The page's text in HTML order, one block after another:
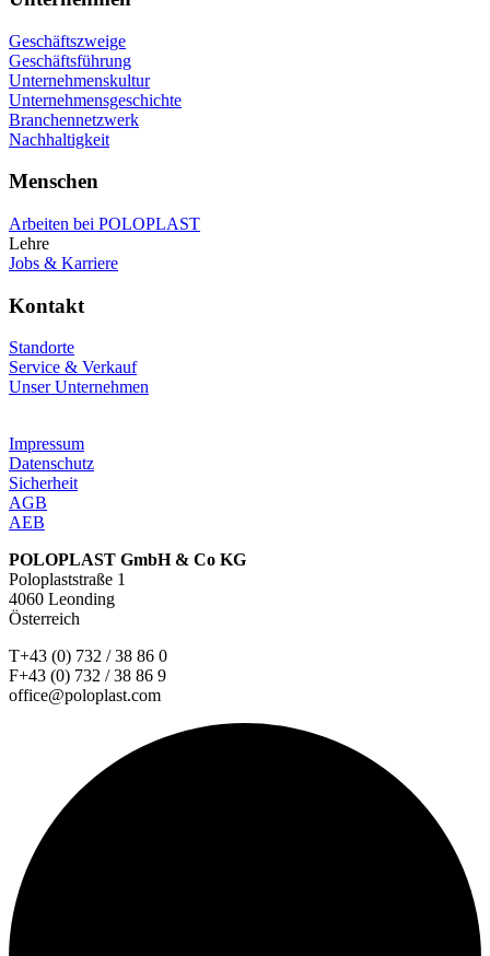
Geschäftszweige
Geschäftsführung
Unternehmenskultur
Unternehmensgeschichte
Branchennetzwerk
Nachhaltigkeit
Menschen
Arbeiten bei POLOPLAST
Lehre
Jobs & Karriere
Kontakt
Standorte
Service & Verkauf
Unser Unternehmen
Impressum
Datenschutz
Sicherheit
AGB
AEB
POLOPLAST GmbH & Co KG
Poloplaststraße 1
4060 Leonding
Österreich
T+43 (0) 732 / 38 86 0
F+43 (0) 732 / 38 86 9
office@poloplast.com